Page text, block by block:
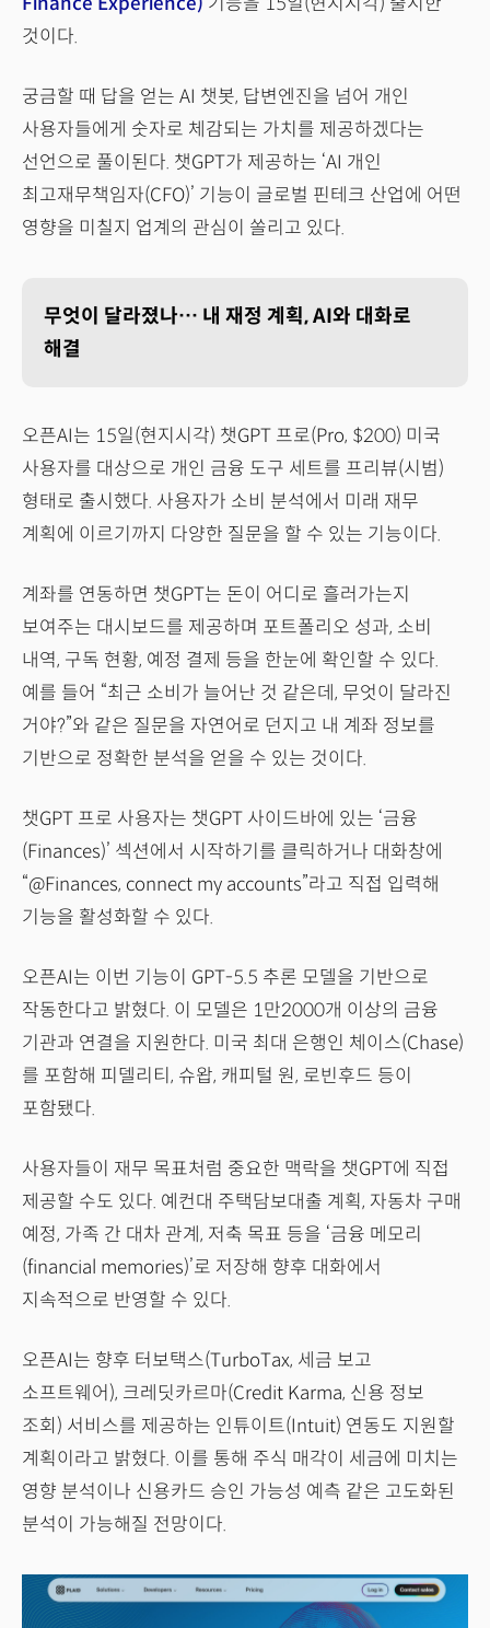
것이다.
궁금할 때 답을 얻는 AI 챗봇, 답변엔진을 넘어 개인
사용자들에게 숫자로 체감되는 가치를 제공하겠다는
선언으로 풀이된다. 챗GPT가 제공하는 ‘AI 개인
최고재무책임자(CFO)’ 기능이 글로벌 핀테크 산업에 어떤
영향을 미칠지 업계의 관심이 쏠리고 있다.
무엇이 달라졌나… 내 재정 계획, AI와 대화로
해결
오픈AI는 15일(현지시각) 챗GPT 프로(Pro, $200) 미국
사용자를 대상으로 개인 금융 도구 세트를 프리뷰(시범)
형태로 출시했다. 사용자가 소비 분석에서 미래 재무
계획에 이르기까지 다양한 질문을 할 수 있는 기능이다.
계좌를 연동하면 챗GPT는 돈이 어디로 흘러가는지
보여주는 대시보드를 제공하며 포트폴리오 성과, 소비
내역, 구독 현황, 예정 결제 등을 한눈에 확인할 수 있다.
예를 들어 “최근 소비가 늘어난 것 같은데, 무엇이 달라진
거야?”와 같은 질문을 자연어로 던지고 내 계좌 정보를
기반으로 정확한 분석을 얻을 수 있는 것이다.
챗GPT 프로 사용자는 챗GPT 사이드바에 있는 ‘금융
(Finances)’ 섹션에서 시작하기를 클릭하거나 대화창에
“@Finances, connect my accounts”라고 직접 입력해
기능을 활성화할 수 있다.
오픈AI는 이번 기능이 GPT-5.5 추론 모델을 기반으로
작동한다고 밝혔다. 이 모델은 1만2000개 이상의 금융
기관과 연결을 지원한다. 미국 최대 은행인 체이스(Chase)
를 포함해 피델리티, 슈왑, 캐피털 원, 로빈후드 등이
포함됐다.
사용자들이 재무 목표처럼 중요한 맥락을 챗GPT에 직접
제공할 수도 있다. 예컨대 주택담보대출 계획, 자동차 구매
예정, 가족 간 대차 관계, 저축 목표 등을 ‘금융 메모리
(financial memories)’로 저장해 향후 대화에서
지속적으로 반영할 수 있다.
오픈AI는 향후 터보택스(TurboTax, 세금 보고
소프트웨어), 크레딧카르마(Credit Karma, 신용 정보
조회) 서비스를 제공하는 인튜이트(Intuit) 연동도 지원할
계획이라고 밝혔다. 이를 통해 주식 매각이 세금에 미치는
영향 분석이나 신용카드 승인 가능성 예측 같은 고도화된
분석이 가능해질 전망이다.